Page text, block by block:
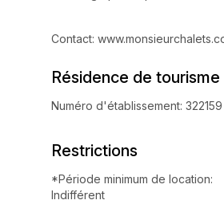
Contact:
Résidence de
Numéro d'établissement: 322159
Restrictions
*Période minimum de location:
Indifférent